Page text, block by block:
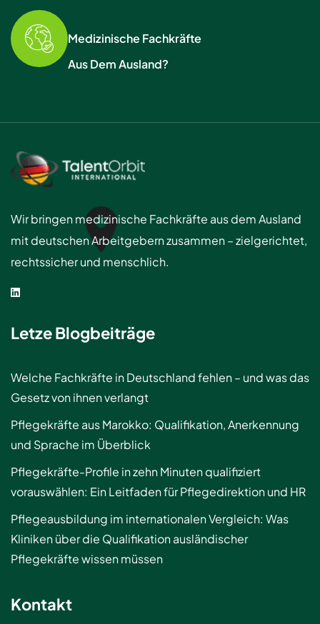
Medizinische Fachkräfte
Aus Dem Ausland?
Wir bringen medizinische Fachkräfte aus dem Ausland
mit deutschen Arbeitgebern zusammen – zielgerichtet,
rechtssicher und menschlich.
Letze Blogbeiträge
Welche Fachkräfte in Deutschland fehlen – und was das
Gesetz von ihnen verlangt
Pflegekräfte aus Marokko: Qualifikation, Anerkennung
und Sprache im Überblick
Pflegekräfte-Profile in zehn Minuten qualifiziert
vorauswählen: Ein Leitfaden für Pflegedirektion und HR
Pflegeausbildung im internationalen Vergleich: Was
Kliniken über die Qualifikation ausländischer
Pflegekräfte wissen müssen
Kontakt